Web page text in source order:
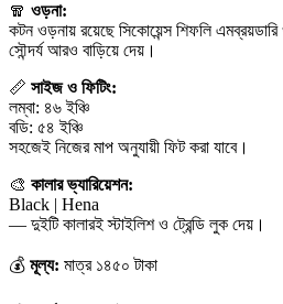
🧣 ওড়না:
কটন ওড়নায় রয়েছে সিকোয়েন্স শিফলি
সৌন্দর্য আরও বাড়িয়ে দেয়।
📏 সাইজ ও ফিটিং:
লম্বা: ৪৬ ইঞ্চি
বডি: ৫৪ ইঞ্চি
সহজেই নিজের মাপ অনুযায়ী ফিট করা যাবে।
🎨 কালার ভ্যারিয়েশন:
Black | Hena
— দুইটি কালারই স্টাইলিশ ও ট্রেন্ডি লুক দেয়।
💰 মূল্য: মাত্র ১৪৫০ টাকা